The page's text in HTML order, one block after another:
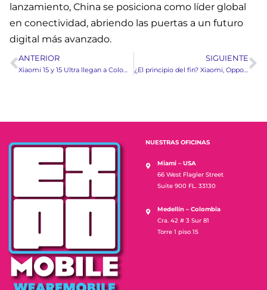
lanzamiento, China se posiciona como líder global
en conectividad, abriendo las puertas a un futuro
digital más avanzado.
ANTERIOR SIGUIENTE
¿El principio del fin? Xiaomi, Oppo, Vivo y OnePlus podrían dejar a Google
NUESTRAS OFICINAS
Miami – USA
66 West Flagler Street
Suite 900 FL. 33130
Medellín – Colombia
Cra. 42 # 3 Sur 81
Torre 1 piso 15